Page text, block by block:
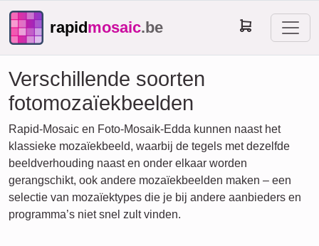
rapidmosaic.be
Verschillende soorten
fotomozaïekbeelden
Rapid-Mosaic en Foto-Mosaik-Edda kunnen naast het
klassieke mozaïekbeeld, waarbij de tegels met dezelfde
beeldverhouding naast en onder elkaar worden
gerangschikt, ook andere mozaïekbeelden maken – een
selectie van mozaïektypes die je bij andere aanbieders en
programma’s niet snel zult vinden.